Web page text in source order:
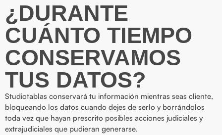
¿DURANTE
CUÁNTO TIEMPO
CONSERVAMOS
TUS DATOS?
Studiotablas conservará tu información mientras seas cliente,
bloqueando los datos cuando dejes de serlo y borrándolos
toda vez que hayan prescrito posibles acciones judiciales y
extrajudiciales que pudieran generarse.